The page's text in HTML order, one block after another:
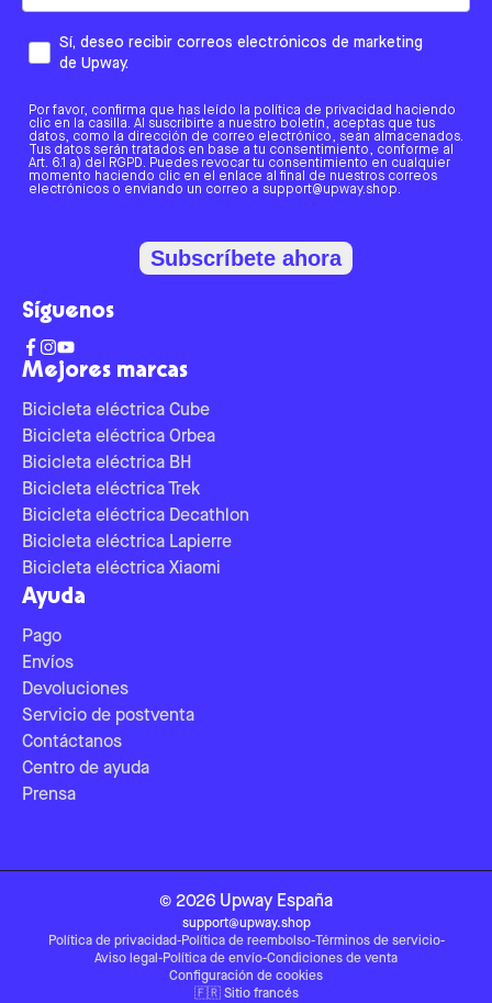
Mejores marcas
Bicicleta eléctrica Cube
Bicicleta eléctrica Orbea
Bicicleta eléctrica BH
Bicicleta eléctrica Trek
Bicicleta eléctrica Decathlon
Bicicleta eléctrica Lapierre
Bicicleta eléctrica Xiaomi
Ayuda
Pago
Envíos
Devoluciones
Servicio de postventa
Contáctanos
Centro de ayuda
Prensa
Sí, deseo recibir correos electrónicos de marketing
de Upway.
Por favor, confirma que has leído la política de privacidad haciendo
clic en la casilla. Al suscribirte a nuestro boletín, aceptas que tus
datos, como la dirección de correo electrónico, sean almacenados.
Tus datos serán tratados en base a tu consentimiento, conforme al
Art. 6.1 a) del RGPD. Puedes revocar tu consentimiento en cualquier
momento haciendo clic en el enlace al final de nuestros correos
electrónicos o enviando un correo a support@upway.shop.
Subscríbete ahora
Síguenos
© 2026 Upway España
support@upway.shop
Política de privacidad-Política de reembolso-Términos de servicio-
Aviso legal -Política de envío-Condiciones de venta
Configuración de cookies
🇫🇷 Sitio francés